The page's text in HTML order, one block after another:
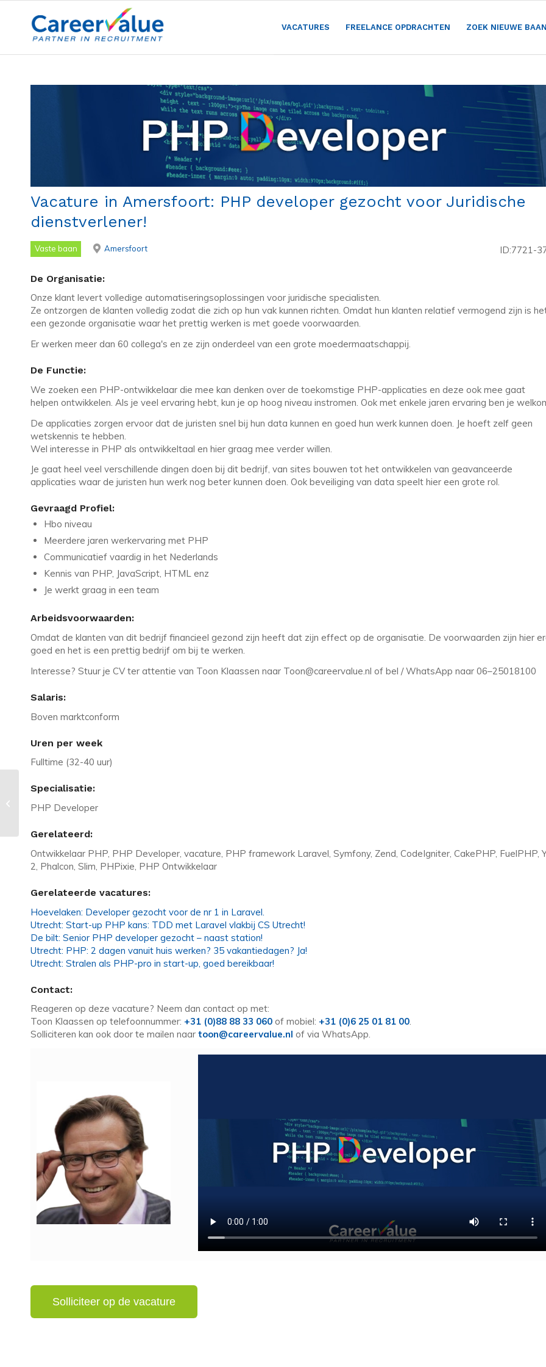
VACATURES FREELANCE OPDRACHTEN ZOEK NIEUWE BAAN
Vacature in Amersfoort: PHP developer gezocht voor Juridische
dienstverlener!
Vaste baan Amersfoort ID:7721-
De Organisatie:
Onze klant levert volledige automatiseringsoplossingen voor juridische specialisten.
Ze ontzorgen de klanten volledig zodat die zich op hun vak kunnen richten. Omdat hun klanten relatief vermogend zijn is
een gezonde organisatie waar het prettig werken is met goede voorwaarden.
Er werken meer dan 60 collega's en ze zijn onderdeel van een grote moedermaatschappij.
De Functie:
We zoeken een PHP-ontwikkelaar die mee kan denken over de toekomstige PHP-applicaties en deze ook mee gaat
helpen ontwikkelen. Als je veel ervaring hebt, kun je op hoog niveau instromen. Ook met enkele jaren ervaring ben je
De applicaties zorgen ervoor dat de juristen snel bij hun data kunnen en goed hun werk kunnen doen. Je hoeft zelf geen
wetskennis te hebben.
Wel interesse in PHP als ontwikkeltaal en hier graag mee verder willen.
Je gaat heel veel verschillende dingen doen bij dit bedrijf, van sites bouwen tot het ontwikkelen van geavanceerde
applicaties waar de juristen hun werk nog beter kunnen doen. Ook beveiliging van data speelt hier een grote rol.
Gevraagd Profiel:
Hbo niveau
Meerdere jaren werkervaring met PHP
Communicatief vaardig in het Nederlands
Kennis van PHP, JavaScript, HTML enz
Je werkt graag in een team
Arbeidsvoorwaarden:
Omdat de klanten van dit bedrijf financieel gezond zijn heeft dat zijn effect op de organisatie. De voorwaarden zijn hier
goed en het is een prettig bedrijf om bij te werken.
Interesse? Stuur je CV ter attentie van Toon Klaassen naar Toon@careervalue.nl of bel / WhatsApp naar 06–25018100
Salaris:
Boven marktconform
Uren per week
Fulltime (32-40 uur)
Specialisatie:
PHP Developer
Gerelateerd:
Ontwikkelaar PHP, PHP Developer, vacature, PHP framework Laravel, Symfony, Zend, CodeIgniter, CakePHP, FuelPHP,
2, Phalcon, Slim, PHPixie, PHP Ontwikkelaar
Gerelateerde vacatures:
Hoevelaken: Developer gezocht voor de nr 1 in Laravel.
Utrecht: Start-up PHP kans: TDD met Laravel vlakbij CS Utrecht!
De bilt: Senior PHP developer gezocht – naast station!
Utrecht: PHP: 2 dagen vanuit huis werken? 35 vakantiedagen? Ja!
Utrecht: Stralen als PHP-pro in start-up, goed bereikbaar!
Contact:
Reageren op deze vacature? Neem dan contact op met:
Toon Klaassen op telefoonnummer: +31 (0)88 88 33 060 of mobiel: +31 (0)6 25 01 81 00.
Solliciteren kan ook door te mailen naar toon@careervalue.nl of via WhatsApp.
Vacature in Utrecht: Leuke collega's
zoeken nieuwe
frontend/javascript...